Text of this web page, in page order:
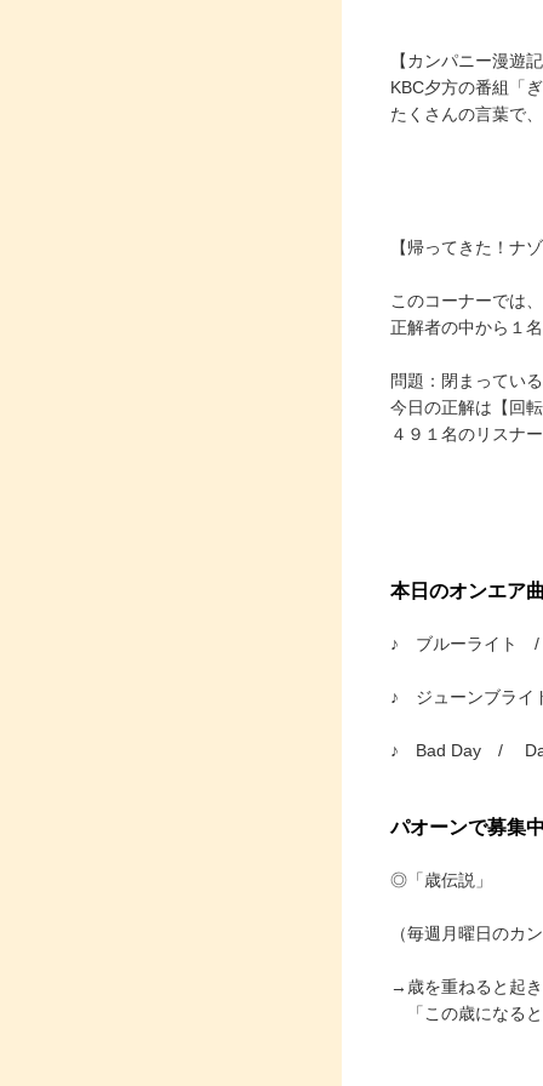
【カンパニー漫遊
KBC夕方の番組「
たくさんの言葉で
【帰ってきた！ナ
このコーナーでは
正解者の中から１
問題：閉まってい
今日の正解は【回
４９１名のリスナ
本日のオンエア
♪ ブルーライト
♪ ジューンブラ
♪ Bad Day /
パオーンで募集
◎「歳伝説」
（毎週月曜日のカ
→歳を重ねると起
「この歳になる